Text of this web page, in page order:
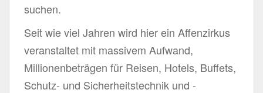
suchen.
Seit wie viel Jahren wird hier ein Affenzirkus
veranstaltet mit massivem Aufwand,
Millionenbeträgen für Reisen, Hotels, Buffets,
Schutz- und Sicherheitstechnik und -